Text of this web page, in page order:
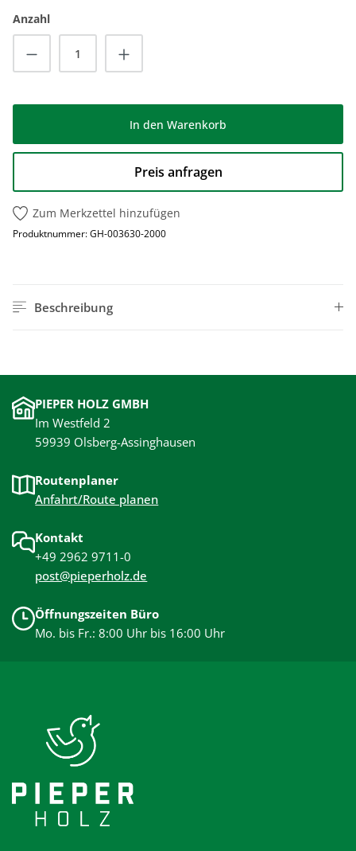
Anzahl
Produkt Anzahl: Gib den gewünschten
In den Warenkorb
Preis anfragen
Zum Merkzettel hinzufügen
Produktnummer:GH-003630-2000
Beschreibung
PIEPER HOLZ GMBH
Im Westfeld 2
59939 Olsberg-Assinghausen
Routenplaner
Anfahrt/Route planen
Kontakt
+49 2962 9711-0
post@pieperholz.de
Öffnungszeiten Büro
Mo. bis Fr.: 8:00 Uhr bis 16:00 Uhr